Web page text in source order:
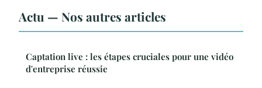
Actu — Nos autres articles
Captation live : les étapes cruciales pour une vidéo
d'entreprise réussie